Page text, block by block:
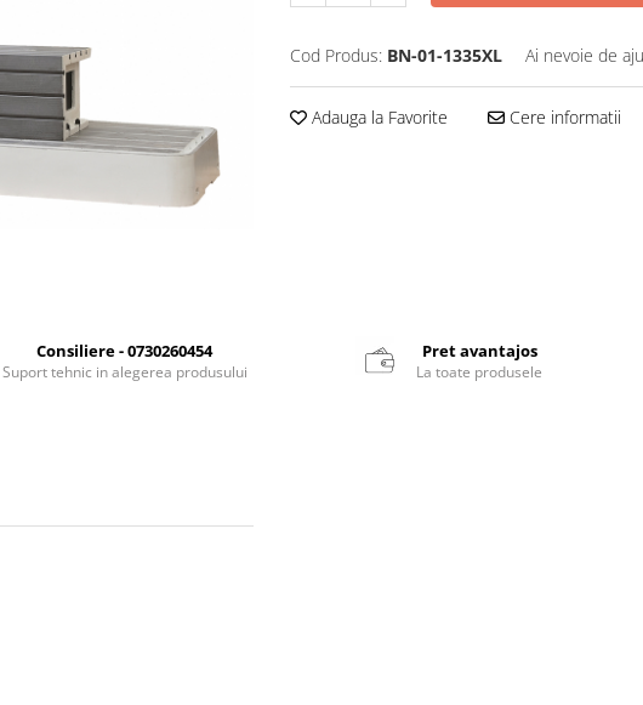
Cod Produs: BN-01-1335XL Ai nevoie de
Adauga la Favorite Cere informatii
Consiliere - 0730260454
Suport tehnic in alegerea produsului
Pret avantajos
La toate produsele